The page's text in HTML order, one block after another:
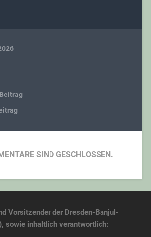
SIND GESCHLOSSEN.
Vorsitzender der Dresden-Banjul-
sowie inhaltlich verantwortlich: